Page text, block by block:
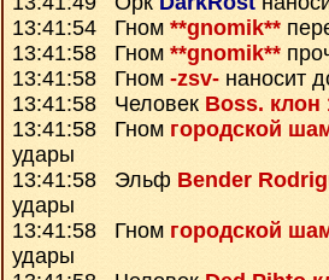
13:41:54 Гном **gnomik**
13:41:58 Гном **gnomik**
13:41:58 Гном -zsv- наносит
13:41:58 Человек Boss. клон
13:41:58 Гном городской
удары
13:41:58 Эльф Bender
удары
13:41:58 Гном городской
удары